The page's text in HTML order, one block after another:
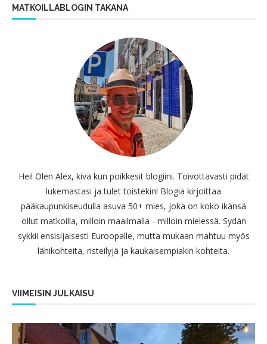
MATKOILLABLOGIN TAKANA
Hei! Olen Alex, kiva kun poikkesit blogiini. Toivottavasti pidät
lukemastasi ja tulet toistekin! Blogia kirjoittaa
pääkaupunkiseudulla asuva 50+ mies, joka on koko ikänsä
ollut matkoilla, milloin maailmalla - milloin mielessä. Sydän
sykkii ensisijaisesti Euroopalle, mutta mukaan mahtuu myös
lähikohteita, risteilyjä ja kaukaisempiakin kohteita.
VIIMEISIN JULKAISU